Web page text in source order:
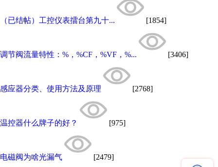
（已结帖）工控仪表擂台第九十... [1854]
调节阀流量特性：%，%CF，%VF，%... [3406]
感应器分类、使用方法及原理 [2768]
温控器什么牌子的好？ [975]
电磁阀为啥光漏气 [2479]